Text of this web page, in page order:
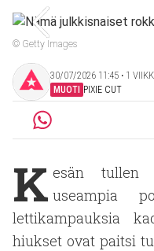
© Getty Images
30/07/2026 11:45 ‧ 1
MUOTI PIXIE CUT
K esän tullen
useampia
lettikampauksia
hiukset ovat paitsi